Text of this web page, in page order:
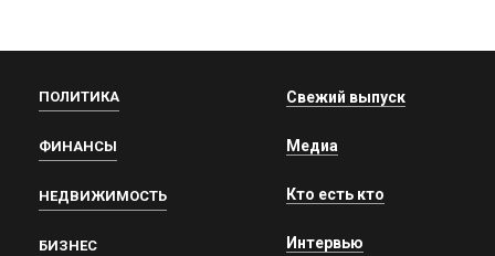
ПОЛИТИКА
ФИНАНСЫ
НЕДВИЖИМОСТЬ
БИЗНЕС
Свежий выпуск
Медиа
Кто есть кто
Интервью